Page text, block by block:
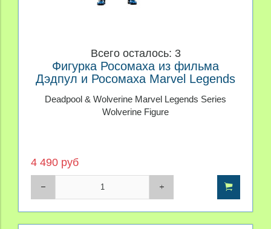
Всего осталось: 3
Фигурка Росомаха из фильма
Дэдпул и Росомаха Marvel Legends
Deadpool & Wolverine Marvel Legends Series
Wolverine Figure
4 490 руб